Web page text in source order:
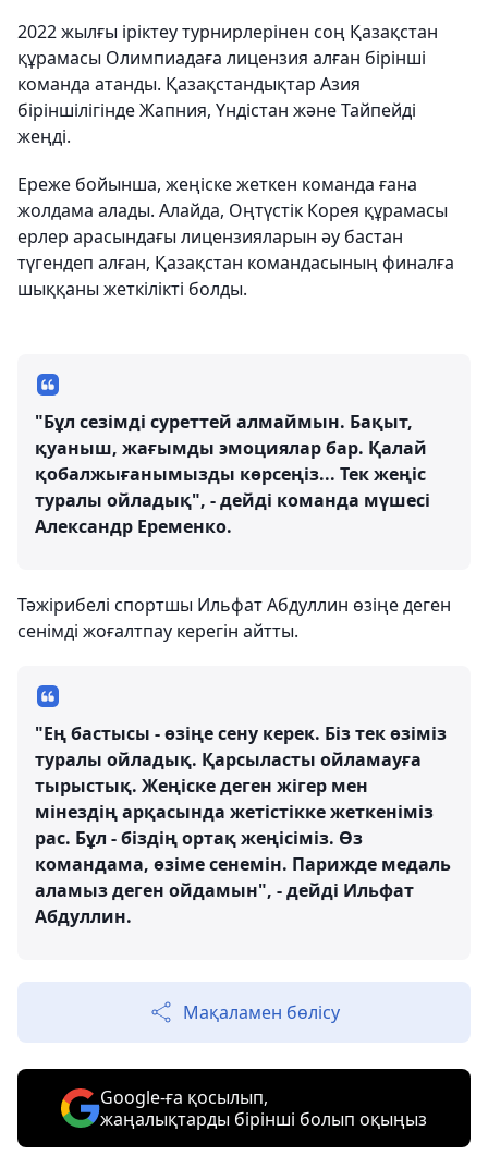
2022 жылғы іріктеу турнирлерінен соң Қазақстан
құрамасы Олимпиадаға лицензия алған бірінші
команда атанды. Қазақстандықтар Азия
біріншілігінде Жапния, Үндістан және Тайпейді
жеңді.
Ереже бойынша, жеңіске жеткен команда ғана
жолдама алады. Алайда, Оңтүстік Корея құрамасы
ерлер арасындағы лицензияларын әу бастан
түгендеп алған, Қазақстан командасының финалға
шыққаны жеткілікті болды.
"Бұл сезімді суреттей алмаймын. Бақыт,
қуаныш, жағымды эмоциялар бар. Қалай
қобалжығанымызды көрсеңіз... Тек жеңіс
туралы ойладық", - дейді команда мүшесі
Александр Еременко.
Тәжірибелі спортшы Ильфат Абдуллин өзіңе деген
сенімді жоғалтпау керегін айтты.
"Ең бастысы - өзіңе сену керек. Біз тек өзіміз
туралы ойладық. Қарсыласты ойламауға
тырыстық. Жеңіске деген жігер мен
мінездің арқасында жетістікке жеткеніміз
рас. Бұл - біздің ортақ жеңісіміз. Өз
командама, өзіме сенемін. Парижде медаль
аламыз деген ойдамын", - дейді Ильфат
Абдуллин.
Мақаламен бөлісу
Google-ға қосылып,
жаңалықтарды бірінші болып оқыңыз